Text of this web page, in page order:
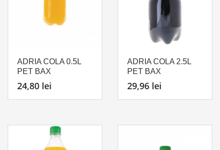
ADRIA COLA 0.5L
PET BAX
24,80 lei
ADRIA COLA 2.5L
PET BAX
29,96 lei